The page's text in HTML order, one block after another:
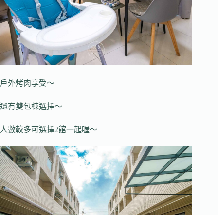
戶外烤肉享受～
還有雙包棟選擇～
人數較多可選擇2館一起喔～